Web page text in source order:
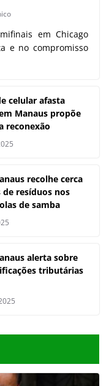
em Chicago
e no compromisso
celular afasta
Manaus propõe
reconexão
recolhe cerca
de resíduos nos
de samba
alerta sobre
tributárias